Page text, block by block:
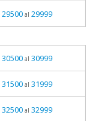
29500al 29999
30500al 30999
31500al 31999
32500al 32999